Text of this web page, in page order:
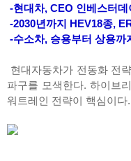
-현대차, CEO 인베스터
-2030년까지 HEV18종,
-수소차, 승용부터 상용까
현대자동차가 전동화 전
파구를 모색한다. 하이브
워트레인 전략이 핵심이다.